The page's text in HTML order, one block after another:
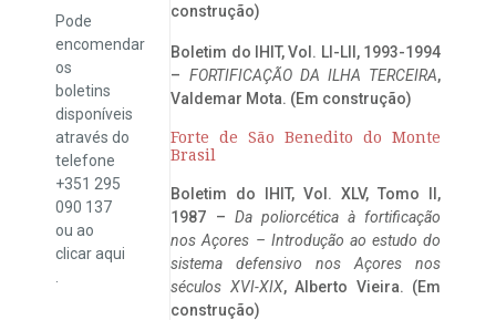
Pode
encomendar
os
boletins
disponíveis
através do
telefone
+351 295
090 137
ou ao
clicaraqui
construção)
Boletim do IHIT, Vol. LI-LII, 1993-1994
– FORTIFICAÇÃO DA ILHA TERCEIRA,
Valdemar Mota. (Em construção)
Forte de São Benedito do Monte
Brasil
Boletim do IHIT, Vol. XLV, Tomo II,
1987 – Da poliorcética à fortificação
nos Açores – Introdução ao estudo do
sistema defensivo nos Açores nos
séculos XVI-XIX, Alberto Vieira. (Em
construção)